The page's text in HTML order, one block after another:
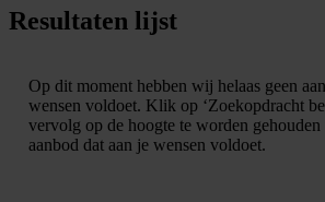
Resultaten lijst
Op dit moment hebben wij helaas geen
wensen voldoet. Klik op ‘Zoekopdracht
vervolg op de hoogte te worden
aanbod dat aan je wensen voldoet.